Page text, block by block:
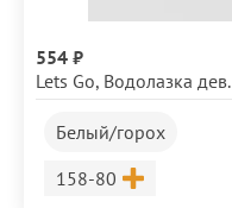
554 ₽
Lets Go, Водолазка дев.
Белый/горох
Размер
158-80